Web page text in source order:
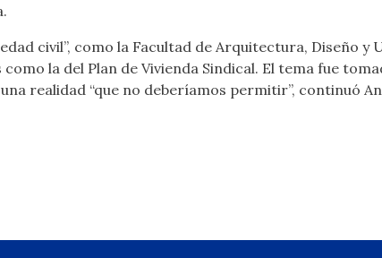
civil”, como la Facultad de Arquitectura, Diseño y
la del Plan de Vivienda Sindical. El tema fue
realidad “que no deberíamos permitir”, continuó